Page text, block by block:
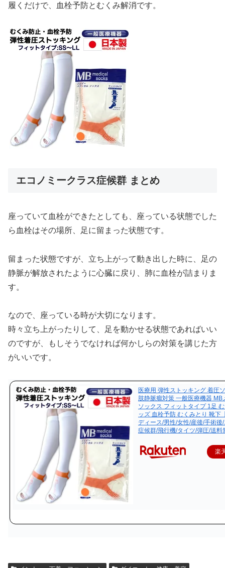
履くだけで、血栓予防とむくみ解消です。
エコノミークラス症候群 まとめ
座っていて血栓ができたとしても、座っている状態でした
ら血栓はその場所、足に留まった状態です。
留まった状態ですが、立ち上がって動き出した時に、足の
静脈が解放されたように心臓に戻り、肺に血栓が詰まりま
す。
なので、座っている時が大切になります。
時々立ち上がったりして、足を動かせる状態であればいい
のですが、もしそうでなければ何かしらの対策を講じた方
がいいです。
医療用 弾性ストッキング 着圧
肢静脈瘤対策 一般医療機器 MB
ソックス フィットタイプ 1足
ッズ 血栓予防 むくみとり 靴下
ディース/男性/女性/産後/手術後
症候群/飛行機/タイツ/弾圧/送料
楽